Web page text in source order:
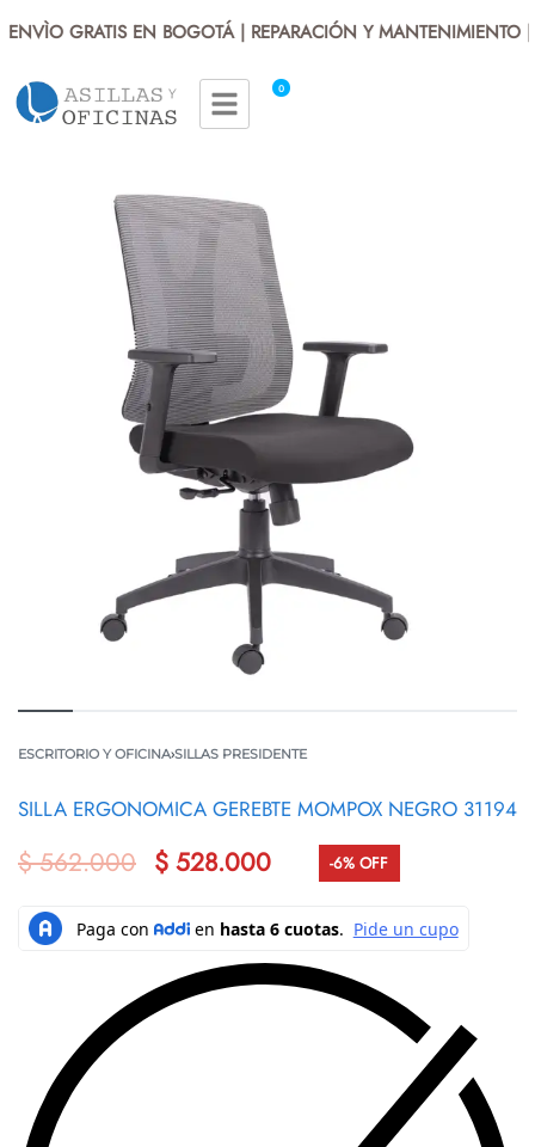
GRATIS EN BOGOTÁ | REPARACIÓN Y MANTENIMIENTO |
0
ESCRITORIO Y OFICINA›SILLAS PRESIDENTE
SILLA ERGONOMICA GEREBTE MOMPOX NEGRO 31194
$562.000 $ 528.000 -6% OFF